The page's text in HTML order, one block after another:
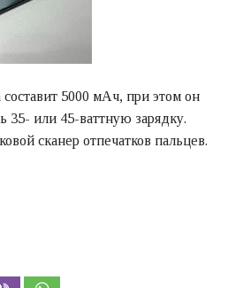
составит 5000 мАч, при этом он
35- или 45-ваттную зарядку.
сканер отпечатков пальцев.